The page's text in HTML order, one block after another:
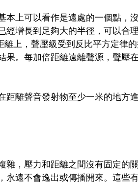
本上可以看作是遠處的一個點，
經增長到足夠大的半徑，可以合
離上，聲壓級受到反比平方定律
果。每加倍距離遠離聲源，聲壓
距離聲音發射物至少一米的地方
雜，壓力和距離之間沒有固定的
永遠不會逸出或傳播開來。這些